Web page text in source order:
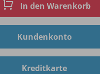
In den Warenkorb
Kundenkonto
Kreditkarte